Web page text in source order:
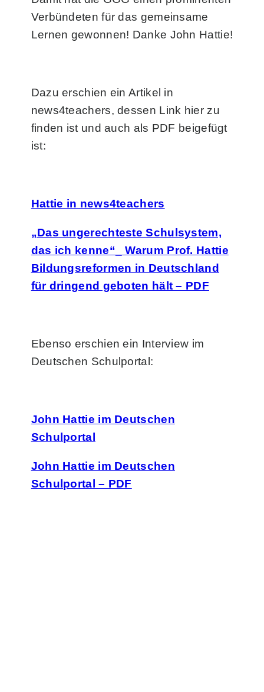
Verbündeten für das gemeinsame
Lernen gewonnen! Danke John Hattie!
Dazu erschien ein Artikel in
news4teachers, dessen Link hier zu
finden ist und auch als PDF beigefügt
ist:
Hattie in news4teachers
„Das ungerechteste Schulsystem,
das ich kenne“_ Warum Prof. Hattie
Bildungsreformen in Deutschland
für dringend geboten hält – PDF
Ebenso erschien ein Interview im
Deutschen Schulportal:
John Hattie im Deutschen
Schulportal
John Hattie im Deutschen
Schulportal – PDF